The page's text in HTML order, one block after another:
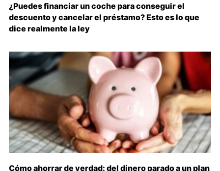
¿Puedes financiar un coche para conseguir el
descuento y cancelar el préstamo? Esto es lo que
dice realmente la ley
Cómo ahorrar de verdad: del dinero parado a un plan